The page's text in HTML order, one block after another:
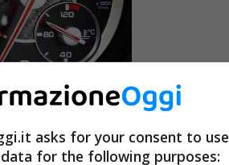
asks for your consent to use
for the following purposes: